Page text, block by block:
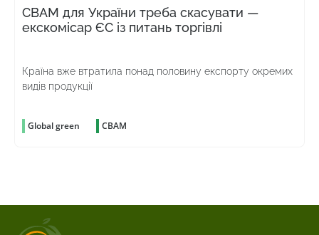
CBAM для України треба скасувати —
екскомісар ЄС із питань торгівлі
Країна вже втратила понад половину експорту окремих
видів продукції
Global green CBAM